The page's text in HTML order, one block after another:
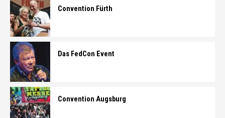
Convention Fürth
Das FedCon Event
Convention Augsburg